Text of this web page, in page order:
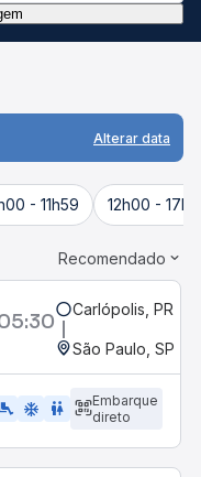
Alterar data
- 11h59 12h00 -
Recomendado
Carlópolis, PR
São Paulo, SP -
ac_unit WC
Embarque
direto